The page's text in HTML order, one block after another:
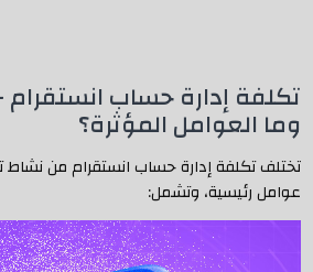
تكلفة إدارة حساب
وما العوامل المؤثرة؟
تختلف تكلفة إدارة حساب انستقرام من
عوامل رئيسية، وتشمل: